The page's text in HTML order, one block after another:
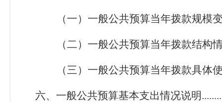
（一）一般公共预算当年拨款规模
（二）一般公共预算当年拨款结构
（三）一般公共预算当年拨款具体
六、一般公共预算基本支出情况说明